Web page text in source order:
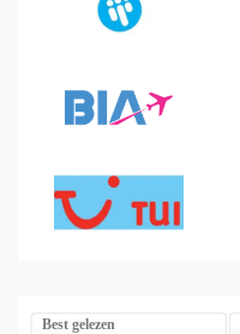
Best gelezen